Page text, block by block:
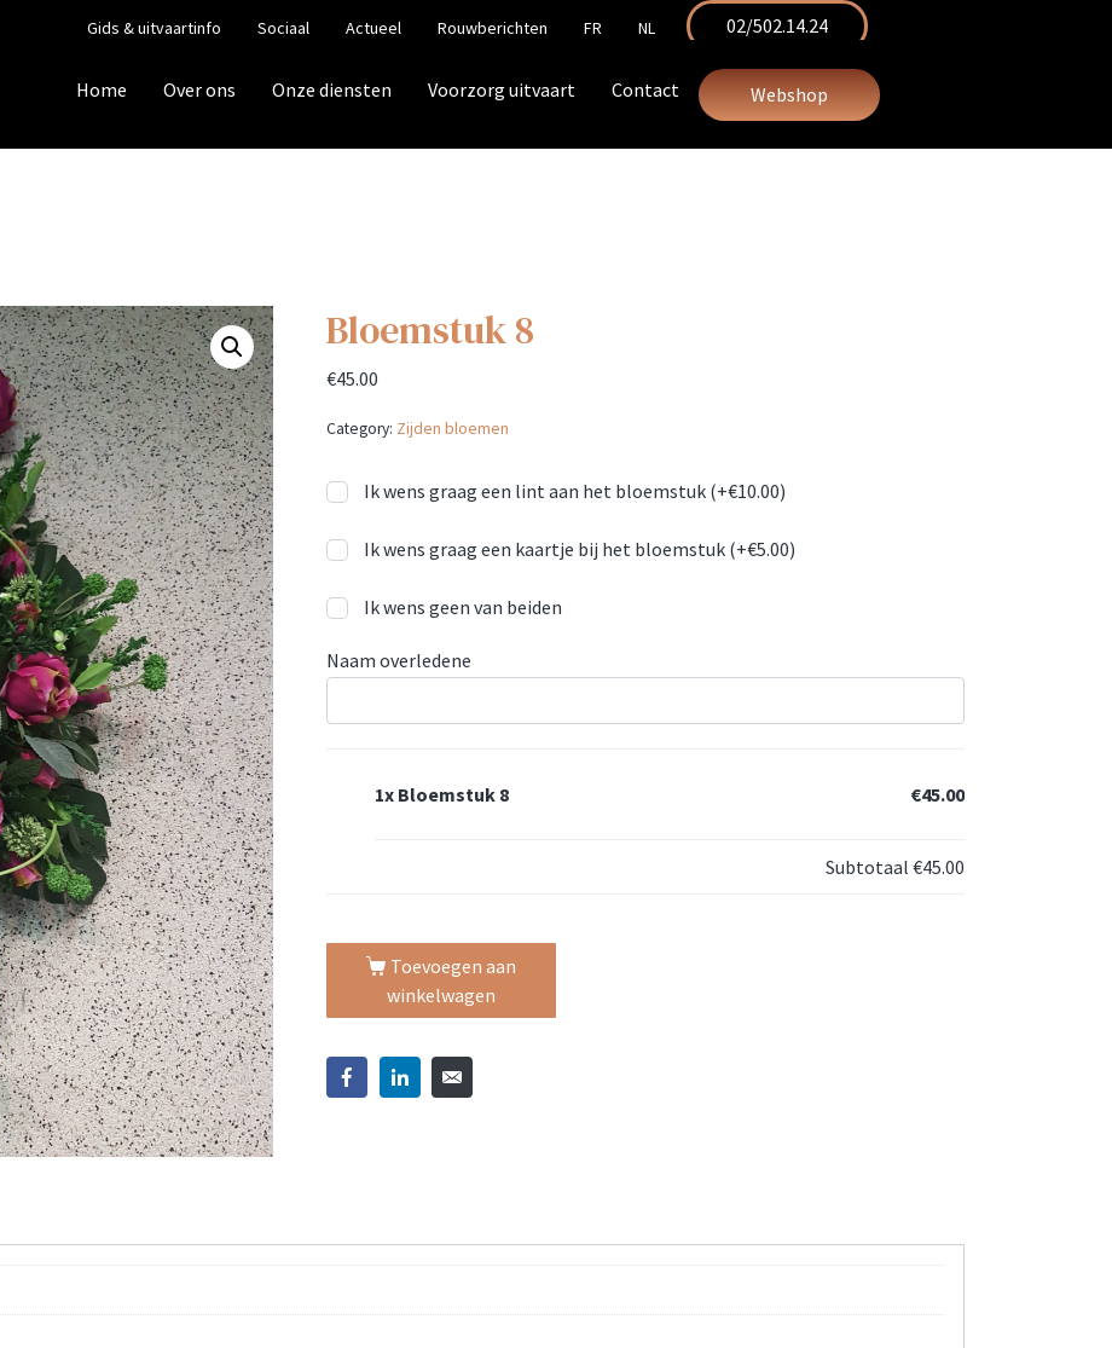
Gids & uitvaartinfo Sociaal Actueel Rouwberichten FR NL 02/502.14.24
Home Over ons Onze diensten Voorzorg uitvaart Contact Webshop
Bloemstuk 8
€45.00
Category: Zijden bloemen
Ik wens graag een lint aan het bloemstuk (+€10.00)
Ik wens graag een kaartje bij het bloemstuk (+€5.00)
Ik wens geen van beiden
Naam overledene
1x Bloemstuk 8 €45.00
Subtotaal €45.00
Toevoegen aan
winkelwagen